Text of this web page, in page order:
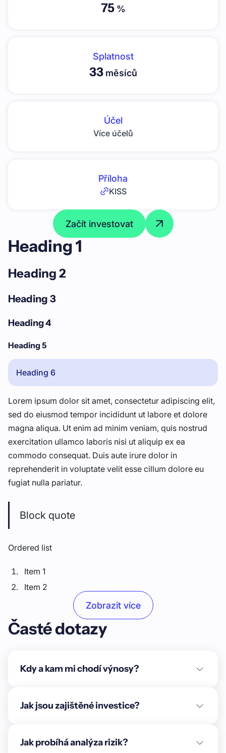
75%
Splatnost
33měsíců
Účel
Více účelů
Příloha
KISS
Začít investovat
Heading 1
Heading 2
Heading 3
Heading 4
Heading 5
Heading 6
Lorem ipsum dolor sit amet, consectetur adipiscing elit,
sed do eiusmod tempor incididunt ut labore et dolore
magna aliqua. Ut enim ad minim veniam, quis nostrud
exercitation ullamco laboris nisi ut aliquip ex ea
commodo consequat. Duis aute irure dolor in
reprehenderit in voluptate velit esse cillum dolore eu
fugiat nulla pariatur.
Block quote
Ordered list
Item 1
Item 2
Unordered list
Item B
Text link
Emphasis
Zobrazit více
Časté dotazy
Kdy a kam mi chodí výnosy?
Jak jsou zajištěné investice?
Jak probíhá analýza rizik?